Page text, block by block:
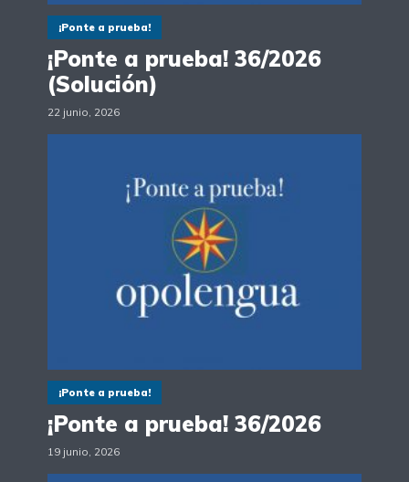
¡Ponte a prueba!
¡Ponte a prueba! 36/2026
(Solución)
22 junio, 2026
¡Ponte a prueba!
¡Ponte a prueba! 36/2026
19 junio, 2026